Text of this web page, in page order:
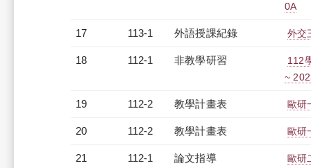
0A
17 113-1 外語授課紀錄 外交
18 112-1 非教學研習
112
~
19 112-2 教學計畫表 歐研
20 112-2 教學計畫表 歐研
21 112-1 論文指導 歐研